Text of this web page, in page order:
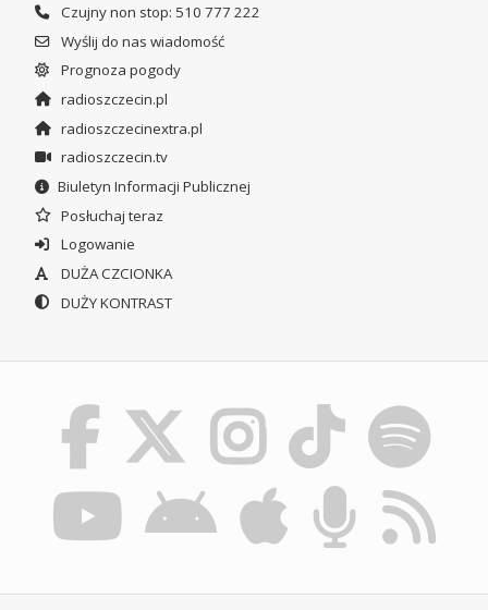
Czujny non stop: 510 777 222
Wyślij do nas wiadomość
Prognoza pogody
radioszczecin.pl
radioszczecinextra.pl
radioszczecin.tv
Biuletyn Informacji Publicznej
Posłuchaj teraz
Logowanie
DUŻA CZCIONKA
DUŻY KONTRAST